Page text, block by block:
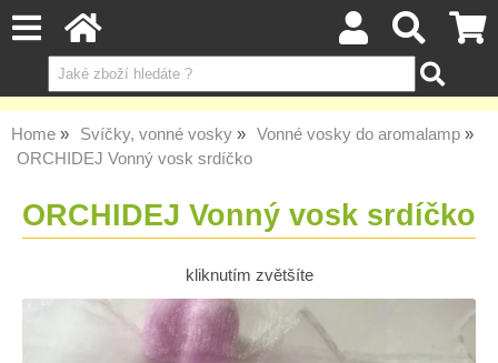
Home Svíčky, vonné vosky
Vonné vosky do aromalamp
ORCHIDEJ Vonný vosk srdíčko
ORCHIDEJ Vonný vosk srdíčko
kliknutím zvětšíte